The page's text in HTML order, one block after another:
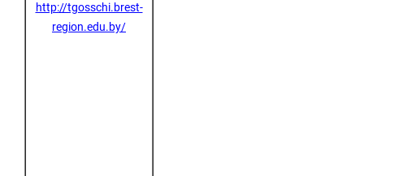
http://tgosschi.brest-
region.edu.by/